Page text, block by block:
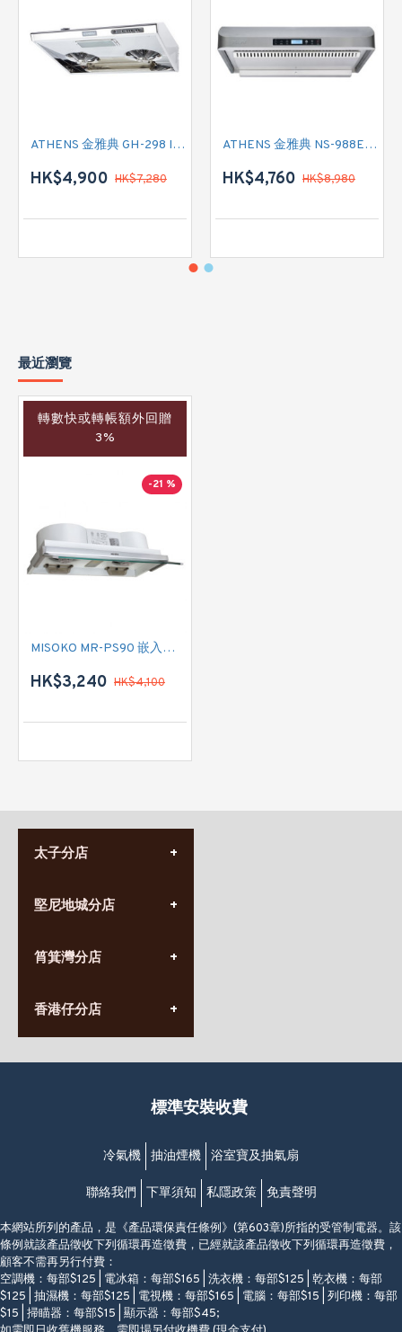
ATHENS 金雅典 GH-298 IEC 標準抽油煙機
HK$4,900 HK$7,280
ATHENS 金雅典 NS-988EH 標準抽油煙機
HK$4,760 HK$8,980
最近瀏覽
轉數快或轉帳額外回贈
3%
-21 %
MISOKO MR-PS90 嵌入式抽油煙機
HK$3,240 HK$4,100
太子分店
營業時間:
九龍太子太子道西141號
堅尼地城分店
營業時間:
香港堅尼地城卑路乍街
(堅尼地城地鐵站B出口)
筲箕灣分店
營業時間:
(10:00am-20:30pm)
香港仔分店
營業時間:
香港香港仔成都道20-28號
(黃竹坑地鐵站轉4M專線小巴)
標準安裝收費
冷氣機 抽油煙機 浴室寶及抽氣扇
聯絡我們 下單須知 私隱政策 免責聲明
本網站所列的產品，是《產品環保責任條例》(第603章)所指的受管制電器。該
條例就該產品徵收下列循環再造徵費，已經就該產品徵收下列循環再造徵費，
顧客不需再另行付費：
空調機：每部$125 | 電冰箱：每部$165 | 洗衣機：每部$125 | 乾衣機：每部
$125 | 抽濕機：每部$125 | 電視機：每部$165 | 電腦：每部$15 | 列印機：每部
$15 | 掃瞄器：每部$15 | 顯示器：每部$45;